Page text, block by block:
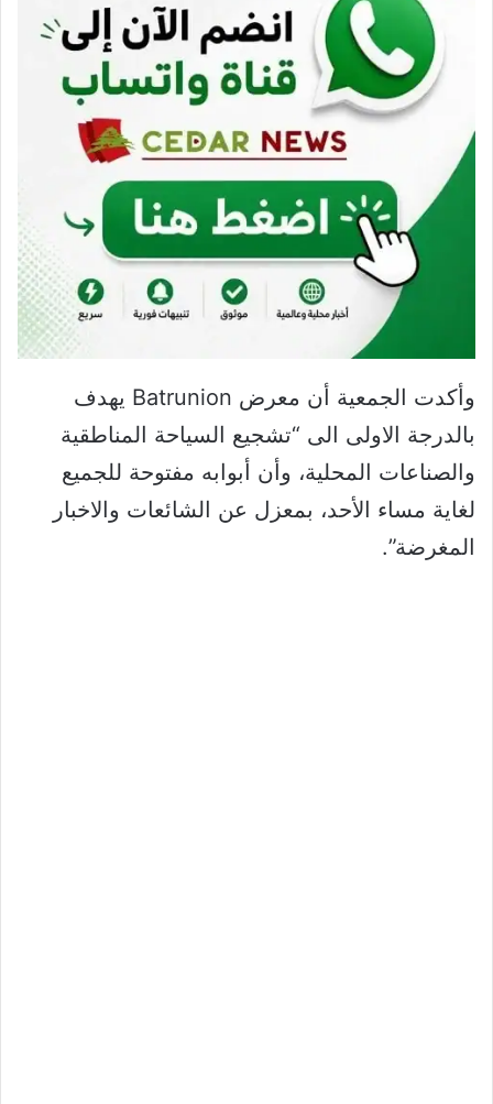
وأكدت الجمعية أن معرض Batrunion يهدف
بالدرجة الاولى الى “تشجيع السياحة المناطقية
والصناعات المحلية، وأن أبوابه مفتوحة للجميع
لغاية مساء الأحد، بمعزل عن الشائعات والاخبار
المغرضة”.